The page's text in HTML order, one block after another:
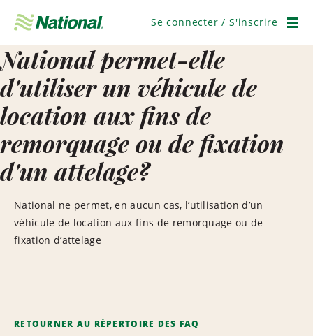
navigation
Se connecter / S'inscrire
National permet-elle
d'utiliser un véhicule de
location aux fins de
remorquage ou de fixation
d'un attelage?
National ne permet, en aucun cas, l’utilisation d’un
véhicule de location aux fins de remorquage ou de
fixation d’attelage
RETOURNER AU RÉPERTOIRE DES FAQ